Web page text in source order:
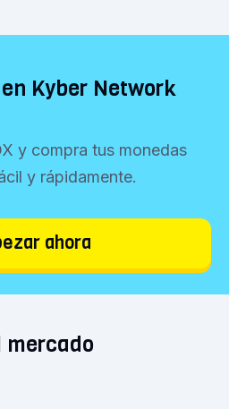
Kyber Network
y compra tus monedas
y rápidamente.
ahora